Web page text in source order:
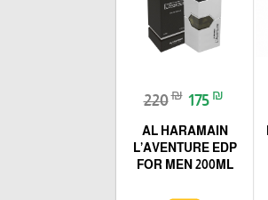
220₪ 175 ₪
AL HARAMAIN
L’AVENTURE EDP
FOR MEN 200ML